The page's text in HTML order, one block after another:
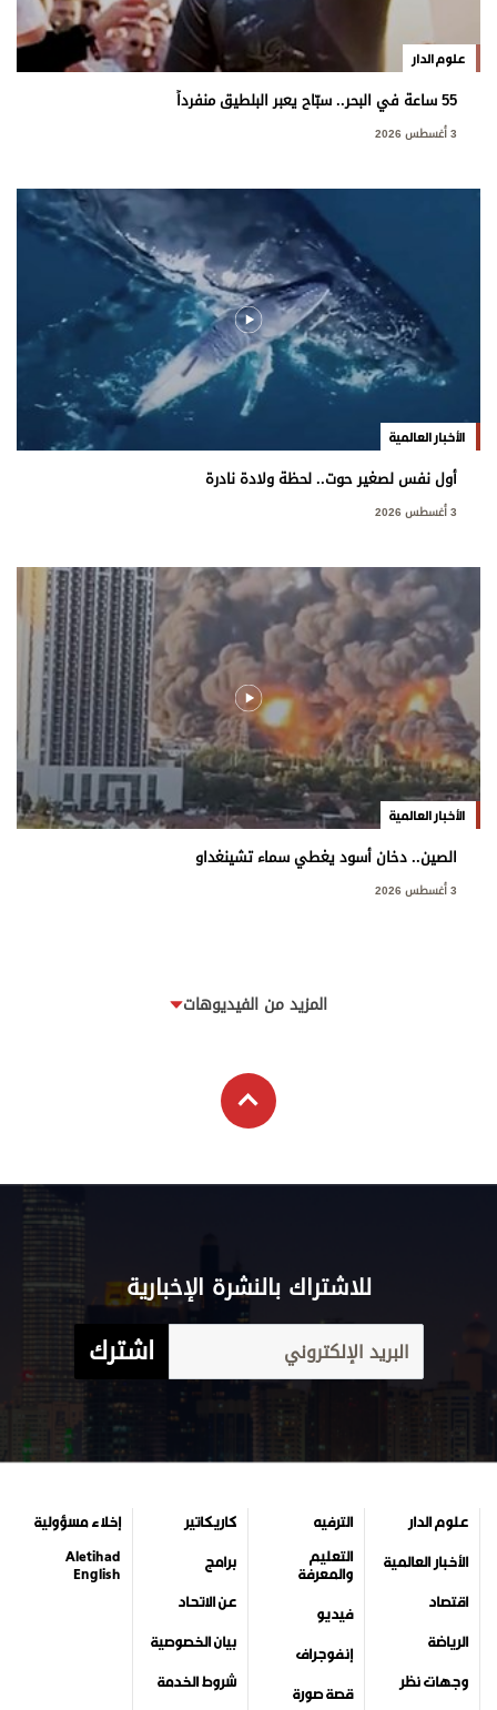
علوم الدار
55 ساعة في البحر.. سبّاح يعبر البلطيق منفرداً
3 أغسطس 2026
الأخبار العالمية
أول نفس لصغير حوت.. لحظة ولادة نادرة
3 أغسطس 2026
الأخبار العالمية
الصين.. دخان أسود يغطي سماء تشينغداو
3 أغسطس 2026
المزيد من الفيديوهات
للاشتراك بالنشرة الإخبارية
اشترك
علوم الدار
الأخبار العالمية
اقتصاد
الرياضة
وجهات نظر
الترفيه
التعليم
والمعرفة
فيديو
إنفوجراف
قصة صورة
كاريكاتير
برامج
عن الاتحاد
بيان الخصوصية
شروط الخدمة
إخلاء مسؤولية
Aletihad
English